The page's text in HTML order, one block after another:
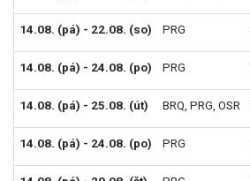
14.08. (pá) - 22.08. (so) PRG
14.08. (pá) - 24.08. (po) PRG
14.08. (pá) - 25.08. (út) BRQ, PRG, OSR
14.08. (pá) - 24.08. (po) PRG